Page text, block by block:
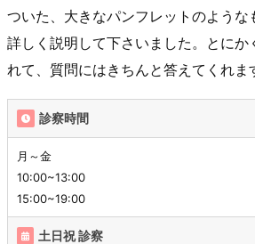
ついた、大きなパンフレットのような
詳しく説明して下さいました。とにか
れて、質問にはきちんと答えてくれま
診察時間
月～金
10:00~13:00
15:00~19:00
土日祝 診察